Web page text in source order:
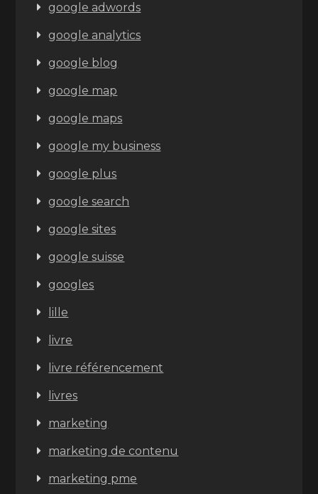
google adwords
google analytics
google blog
google map
google maps
google my business
google plus
google search
google sites
google suisse
googles
lille
livre
livre référencement
livres
marketing
marketing de contenu
marketing pme